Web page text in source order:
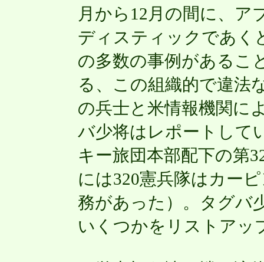
月から12月の間に、ア
ディスティックであく
の多数の事例があるこ
る、この組織的で違法
の兵士と米情報機関に
バ少将はレポートして
キー旅団本部配下の第
には320憲兵隊はカー
務があった）。タグバ
いくつかをリストアッ